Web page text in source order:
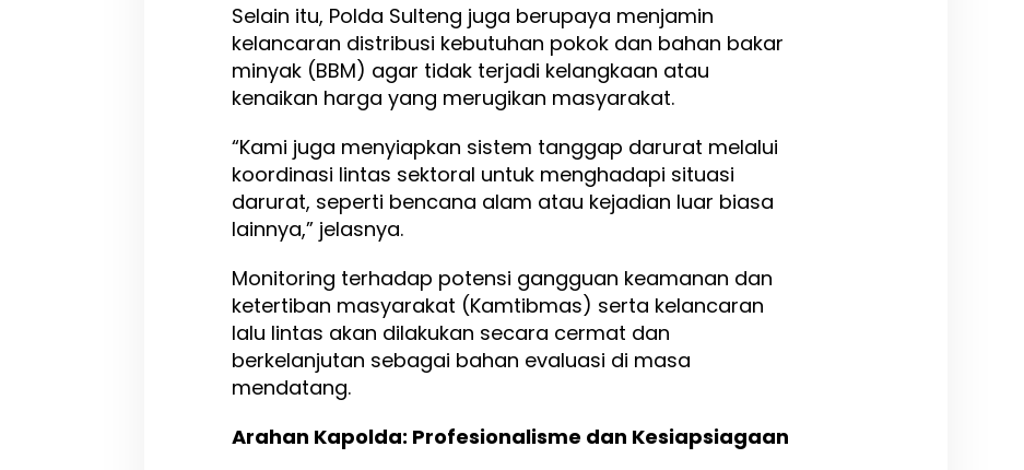
k
T
n
g
a
k
a
n
P
n
g
a
m
a
n
Selain itu, Polda Sulteng juga berupaya menjamin
kelancaran distribusi kebutuhan pokok dan bahan bakar
minyak (BBM) agar tidak terjadi kelangkaan atau
kenaikan harga yang merugikan masyarakat.
“Kami juga menyiapkan sistem tanggap darurat melalui
koordinasi lintas sektoral untuk menghadapi situasi
darurat, seperti bencana alam atau kejadian luar biasa
lainnya,” jelasnya.
Monitoring terhadap potensi gangguan keamanan dan
ketertiban masyarakat (Kamtibmas) serta kelancaran
lalu lintas akan dilakukan secara cermat dan
berkelanjutan sebagai bahan evaluasi di masa
mendatang.
Arahan Kapolda: Profesionalisme dan Kesiapsiagaan